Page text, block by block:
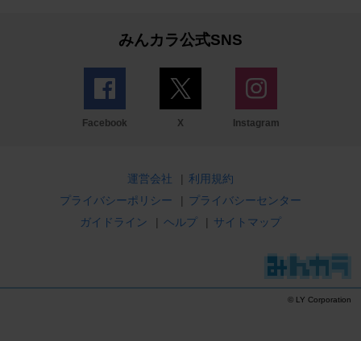
みんカラ公式SNS
Facebook X Instagram
運営会社 | 利用規約
プライバシーポリシー
| プライバシーセンター
ガイドライン
| ヘルプ | サイトマップ
© LY Corporation